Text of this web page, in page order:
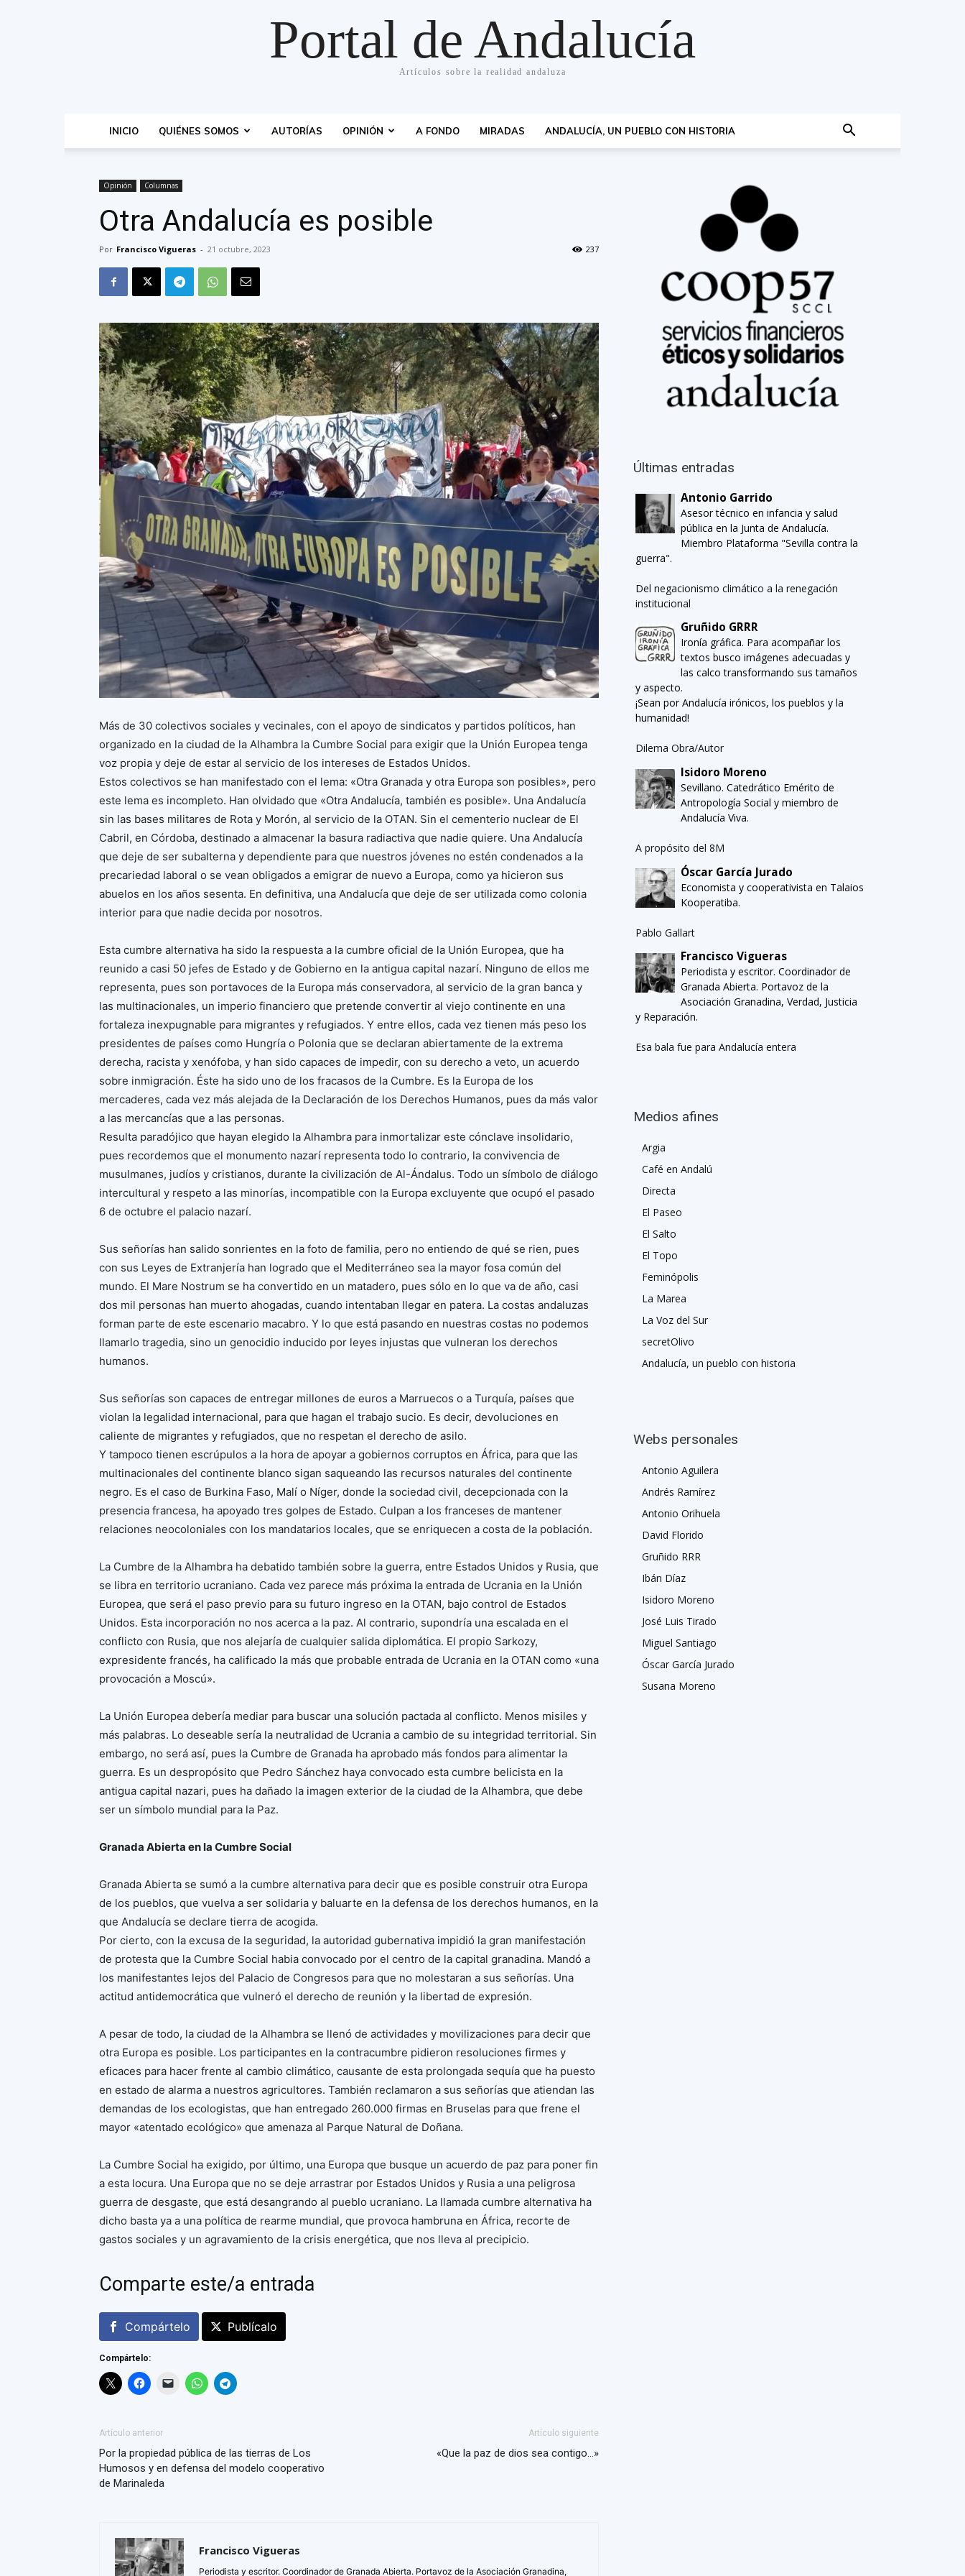
Portal de Andalucía
Artículos sobre la realidad andaluza
INICIO QUIÉNES SOMOS AUTORÍAS OPINIÓN A FONDO MIRADAS ANDALUCÍA, UN PUEBLO CON HISTORIA
Opinión Columnas
Otra Andalucía es posible
Por Francisco Vigueras - 21 octubre, 2023 237
Más de 30 colectivos sociales y vecinales, con el apoyo de sindicatos y partidos políticos, han
organizado en la ciudad de la Alhambra la Cumbre Social para exigir que la Unión Europea tenga
voz propia y deje de estar al servicio de los intereses de Estados Unidos.
Estos colectivos se han manifestado con el lema: «Otra Granada y otra Europa son posibles», pero
este lema es incompleto. Han olvidado que «Otra Andalucía, también es posible». Una Andalucía
sin las bases militares de Rota y Morón, al servicio de la OTAN. Sin el cementerio nuclear de El
Cabril, en Córdoba, destinado a almacenar la basura radiactiva que nadie quiere. Una Andalucía
que deje de ser subalterna y dependiente para que nuestros jóvenes no estén condenados a la
precariedad laboral o se vean obligados a emigrar de nuevo a Europa, como ya hicieron sus
abuelos en los años sesenta. En definitiva, una Andalucía que deje de ser utilizada como colonia
interior para que nadie decida por nosotros.
Esta cumbre alternativa ha sido la respuesta a la cumbre oficial de la Unión Europea, que ha
reunido a casi 50 jefes de Estado y de Gobierno en la antigua capital nazarí. Ninguno de ellos me
representa, pues son portavoces de la Europa más conservadora, al servicio de la gran banca y
las multinacionales, un imperio financiero que pretende convertir al viejo continente en una
fortaleza inexpugnable para migrantes y refugiados. Y entre ellos, cada vez tienen más peso los
presidentes de países como Hungría o Polonia que se declaran abiertamente de la extrema
derecha, racista y xenófoba, y han sido capaces de impedir, con su derecho a veto, un acuerdo
sobre inmigración. Éste ha sido uno de los fracasos de la Cumbre. Es la Europa de los
mercaderes, cada vez más alejada de la Declaración de los Derechos Humanos, pues da más valor
a las mercancías que a las personas.
Resulta paradójico que hayan elegido la Alhambra para inmortalizar este cónclave insolidario,
pues recordemos que el monumento nazarí representa todo lo contrario, la convivencia de
musulmanes, judíos y cristianos, durante la civilización de Al-Ándalus. Todo un símbolo de diálogo
intercultural y respeto a las minorías, incompatible con la Europa excluyente que ocupó el pasado
6 de octubre el palacio nazarí.
Sus señorías han salido sonrientes en la foto de familia, pero no entiendo de qué se rien, pues
con sus Leyes de Extranjería han logrado que el Mediterráneo sea la mayor fosa común del
mundo. El Mare Nostrum se ha convertido en un matadero, pues sólo en lo que va de año, casi
dos mil personas han muerto ahogadas, cuando intentaban llegar en patera. La costas andaluzas
forman parte de este escenario macabro. Y lo que está pasando en nuestras costas no podemos
llamarlo tragedia, sino un genocidio inducido por leyes injustas que vulneran los derechos
humanos.
Sus señorías son capaces de entregar millones de euros a Marruecos o a Turquía, países que
violan la legalidad internacional, para que hagan el trabajo sucio. Es decir, devoluciones en
caliente de migrantes y refugiados, que no respetan el derecho de asilo.
Y tampoco tienen escrúpulos a la hora de apoyar a gobiernos corruptos en África, para que las
multinacionales del continente blanco sigan saqueando las recursos naturales del continente
negro. Es el caso de Burkina Faso, Malí o Níger, donde la sociedad civil, decepcionada con la
presencia francesa, ha apoyado tres golpes de Estado. Culpan a los franceses de mantener
relaciones neocoloniales con los mandatarios locales, que se enriquecen a costa de la población.
La Cumbre de la Alhambra ha debatido también sobre la guerra, entre Estados Unidos y Rusia, que
se libra en territorio ucraniano. Cada vez parece más próxima la entrada de Ucrania en la Unión
Europea, que será el paso previo para su futuro ingreso en la OTAN, bajo control de Estados
Unidos. Esta incorporación no nos acerca a la paz. Al contrario, supondría una escalada en el
conflicto con Rusia, que nos alejaría de cualquier salida diplomática. El propio Sarkozy,
expresidente francés, ha calificado la más que probable entrada de Ucrania en la OTAN como «una
provocación a Moscú».
La Unión Europea debería mediar para buscar una solución pactada al conflicto. Menos misiles y
más palabras. Lo deseable sería la neutralidad de Ucrania a cambio de su integridad territorial. Sin
embargo, no será así, pues la Cumbre de Granada ha aprobado más fondos para alimentar la
guerra. Es un despropósito que Pedro Sánchez haya convocado esta cumbre belicista en la
antigua capital nazari, pues ha dañado la imagen exterior de la ciudad de la Alhambra, que debe
ser un símbolo mundial para la Paz.
Granada Abierta en la Cumbre Social
Granada Abierta se sumó a la cumbre alternativa para decir que es posible construir otra Europa
de los pueblos, que vuelva a ser solidaria y baluarte en la defensa de los derechos humanos, en la
que Andalucía se declare tierra de acogida.
Por cierto, con la excusa de la seguridad, la autoridad gubernativa impidió la gran manifestación
de protesta que la Cumbre Social habia convocado por el centro de la capital granadina. Mandó a
los manifestantes lejos del Palacio de Congresos para que no molestaran a sus señorías. Una
actitud antidemocrática que vulneró el derecho de reunión y la libertad de expresión.
A pesar de todo, la ciudad de la Alhambra se llenó de actividades y movilizaciones para decir que
otra Europa es posible. Los participantes en la contracumbre pidieron resoluciones firmes y
eficaces para hacer frente al cambio climático, causante de esta prolongada sequía que ha puesto
en estado de alarma a nuestros agricultores. También reclamaron a sus señorías que atiendan las
demandas de los ecologistas, que han entregado 260.000 firmas en Bruselas para que frene el
mayor «atentado ecológico» que amenaza al Parque Natural de Doñana.
La Cumbre Social ha exigido, por último, una Europa que busque un acuerdo de paz para poner fin
a esta locura. Una Europa que no se deje arrastrar por Estados Unidos y Rusia a una peligrosa
guerra de desgaste, que está desangrando al pueblo ucraniano. La llamada cumbre alternativa ha
dicho basta ya a una política de rearme mundial, que provoca hambruna en África, recorte de
gastos sociales y un agravamiento de la crisis energética, que nos lleva al precipicio.
Comparte este/a entrada
Compártelo Publícalo
Compártelo:
Artículo anterior
Por la propiedad pública de las tierras de Los
Humosos y en defensa del modelo cooperativo
de Marinaleda
Artículo siguiente
«Que la paz de dios sea contigo…»
Francisco Vigueras
Periodista y escritor. Coordinador de Granada Abierta. Portavoz de la Asociación Granadina,
Últimas entradas
Antonio Garrido
Asesor técnico en infancia y salud
pública en la Junta de Andalucía.
Miembro Plataforma "Sevilla contra la
guerra".
Del negacionismo climático a la renegación
institucional
Gruñido GRRR
Ironía gráfica. Para acompañar los
textos busco imágenes adecuadas y
las calco transformando sus tamaños
y aspecto.
¡Sean por Andalucía irónicos, los pueblos y la
humanidad!
Dilema Obra/Autor
Isidoro Moreno
Sevillano. Catedrático Emérito de
Antropología Social y miembro de
Andalucía Viva.
A propósito del 8M
Óscar García Jurado
Economista y cooperativista en Talaios
Kooperatiba.
Pablo Gallart
Francisco Vigueras
Periodista y escritor. Coordinador de
Granada Abierta. Portavoz de la
Asociación Granadina, Verdad, Justicia
y Reparación.
Esa bala fue para Andalucía entera
Medios afines
Argia
Café en Andalú
Directa
El Paseo
El Salto
El Topo
Feminópolis
La Marea
La Voz del Sur
secretOlivo
Andalucía, un pueblo con historia
Webs personales
Antonio Aguilera
Andrés Ramírez
Antonio Orihuela
David Florido
Gruñido RRR
Ibán Díaz
Isidoro Moreno
José Luis Tirado
Miguel Santiago
Óscar García Jurado
Susana Moreno